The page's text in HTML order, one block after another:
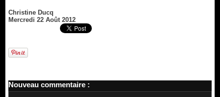
Christine Ducq
Mercredi 22 Août 2012
Nouveau commentaire :